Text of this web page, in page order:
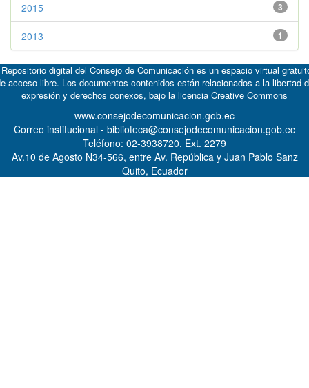
3
2015
1
2013
digital del Consejo de Comunicación es un espacio virtual
acceso libre. Los documentos contenidos están relacionados a la libertad
expresión y derechos conexos, bajo la licencia Creative Commons
www.consejodecomunicacion.gob.ec
Correo institucional - biblioteca@consejodecomunicacion.gob.ec
Teléfono: 02-3938720, Ext. 2279
Av.10 de Agosto N34-566, entre Av. República y Juan Pablo Sanz
Quito, Ecuador